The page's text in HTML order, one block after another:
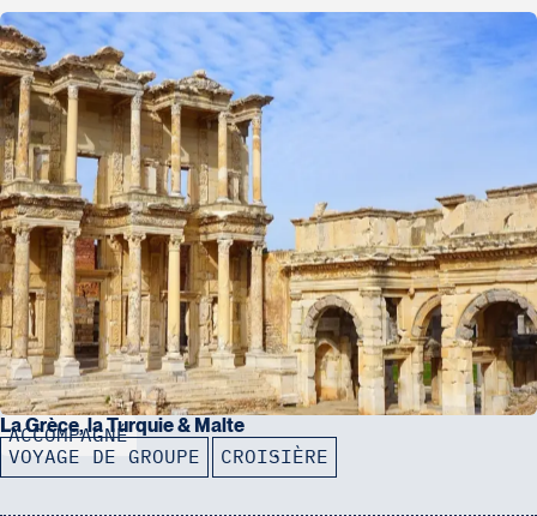
ACCOMPAGNÉ
La Grèce, la Turquie & Malte
VOYAGE DE GROUPE CROISIÈRE